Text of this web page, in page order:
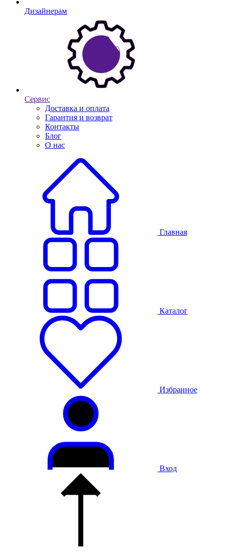
Дизайнерам
Сервис
Доставка и оплата
Гарантия и возврат
Контакты
Блог
О нас
Главная
Каталог
Избранное
Вход